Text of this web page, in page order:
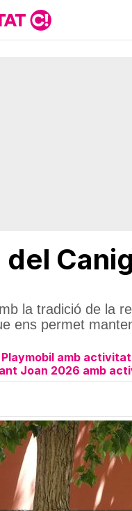
del
la tradició de la
ens permet
Playmobil amb
Joan 2026 amb